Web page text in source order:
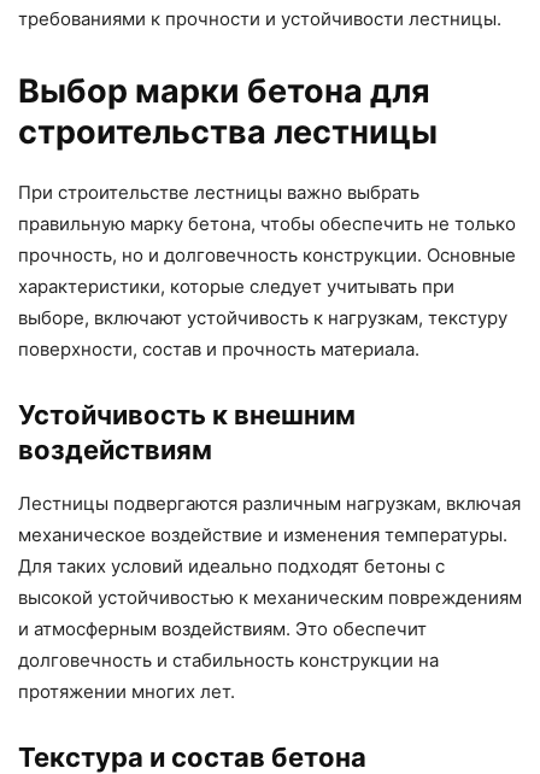
требованиями к прочности и устойчивости лестницы.
Выбор марки бетона для
строительства лестницы
При строительстве лестницы важно выбрать
правильную марку бетона, чтобы обеспечить не только
прочность, но и долговечность конструкции. Основные
характеристики, которые следует учитывать при
выборе, включают устойчивость к нагрузкам, текстуру
поверхности, состав и прочность материала.
Устойчивость к внешним
воздействиям
Лестницы подвергаются различным нагрузкам, включая
механическое воздействие и изменения температуры.
Для таких условий идеально подходят бетоны с
высокой устойчивостью к механическим повреждениям
и атмосферным воздействиям. Это обеспечит
долговечность и стабильность конструкции на
протяжении многих лет.
Текстура и состав бетона